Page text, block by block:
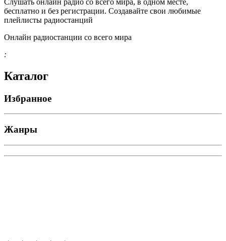
бесплатно и без регистрации. Создавайте свои любимые
плейлисты радиостанций
Онлайн радиостанции со всего мира
:
Каталог
Избранное
Жанры